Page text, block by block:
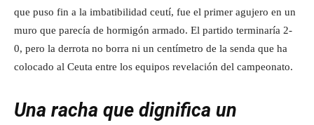
que puso fin a la imbatibilidad ceutí, fue el primer agujero en un
muro que parecía de hormigón armado. El partido terminaría 2-
0, pero la derrota no borra ni un centímetro de la senda que ha
colocado al Ceuta entre los equipos revelación del campeonato.
Una racha que dignifica un